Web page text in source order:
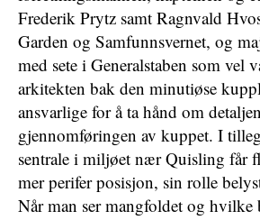
Frederik Prytz samt Ragnvald
Garden og Samfunnsvernet, og
med sete i Generalstaben som vel
arkitekten bak den minutiøse
ansvarlige for å ta hånd om
gjennomføringen av kuppet. I
sentrale i miljøet nær Quisling får
mer perifer posisjon, sin rolle
Når man ser mangfoldet og